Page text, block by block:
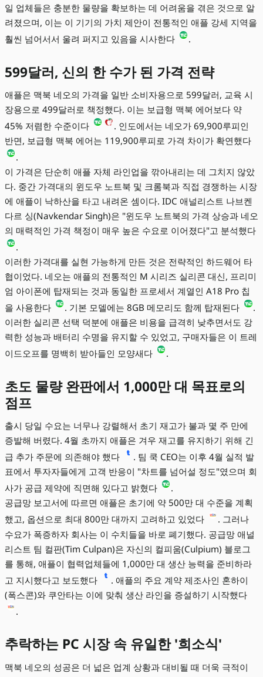
일 업체들은 충분한 물량을 확보하는 데 어려움을 겪은 것으로 알
려졌으며, 이는 이 기기의 가치 제안이 전통적인 애플 강세 지역을
훨씬 넘어서서 울려 퍼지고 있음을 시사한다
.
599달러, 신의 한 수가 된 가격 전략
애플은 맥북 네오의 가격을 일반 소비자용으로 599달러, 교육 시
장용으로 499달러로 책정했다. 이는 보급형 맥북 에어보다 약
45% 저렴한 수준이다
. 인도에서는 네오가 69,900루피인
반면, 보급형 맥북 에어는 119,900루피로 가격 차이가 확연했다
.
이 가격은 단순히 애플 자체 라인업을 깎아내리는 데 그치지 않았
다. 중간 가격대의 윈도우 노트북 및 크롬북과 직접 경쟁하는 시장
에 애플이 낙하산을 타고 내려온 셈이다. IDC 애널리스트 나브켄
다르 싱(Navkendar Singh)은 "윈도우 노트북의 가격 상승과 네오
의 매력적인 가격 책정이 매우 높은 수요로 이어졌다"고 분석했다
.
이러한 가격대를 실현 가능하게 만든 것은 전략적인 하드웨어 타
협이었다. 네오는 애플의 전통적인 M 시리즈 실리콘 대신, 프리미
엄 아이폰에 탑재되는 것과 동일한 프로세서 계열인 A18 Pro 칩
을 사용한다
. 기본 모델에는 8GB 메모리도 함께 탑재된다
.
이러한 실리콘 선택 덕분에 애플은 비용을 급격히 낮추면서도 강
력한 성능과 배터리 수명을 유지할 수 있었고, 구매자들은 이 트레
이드오프를 명백히 받아들인 모양새다
.
초도 물량 완판에서 1,000만 대 목표로의
점프
출시 당일 수요는 너무나 강렬해서 초기 재고가 불과 몇 주 만에
증발해 버렸다. 4월 초까지 애플은 겨우 재고를 유지하기 위해 긴
급 추가 주문에 의존해야 했다
. 팀 쿡 CEO는 이후 4월 실적 발
표에서 투자자들에게 고객 반응이 "차트를 넘어설 정도"였으며 회
사가 공급 제약에 직면해 있다고 밝혔다
.
공급망 보고서에 따르면 애플은 초기에 약 500만 대 수준을 계획
했고, 옵션으로 최대 800만 대까지 고려하고 있었다
. 그러나
수요가 폭증하자 회사는 이 수치들을 바로 폐기했다. 공급망 애널
리스트 팀 컬판(Tim Culpan)은 자신의 컬피움(Culpium) 블로그
를 통해, 애플이 협력업체들에 1,000만 대 생산 능력을 준비하라
고 지시했다고 보도했다
. 애플의 주요 계약 제조사인 혼하이
(폭스콘)와 쿠안타는 이에 맞춰 생산 라인을 증설하기 시작했다
.
추락하는 PC 시장 속 유일한 '희소식'
맥북 네오의 성공은 더 넓은 업계 상황과 대비될 때 더욱 극적이